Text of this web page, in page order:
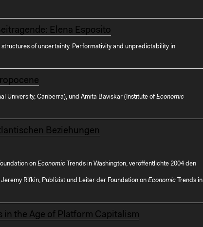
Elena Esposito
structures of uncertainty. Performativity and unpredictability in
University, Canberra), und Amita Baviskar (Institute of Economic
Beziehungen
on Economic Trends in Washington, veröffentlichte 2004 den
Rifkin, Publizist und Leiter der Foundation on Economic Trends in
in the Age of Platform Capitalism